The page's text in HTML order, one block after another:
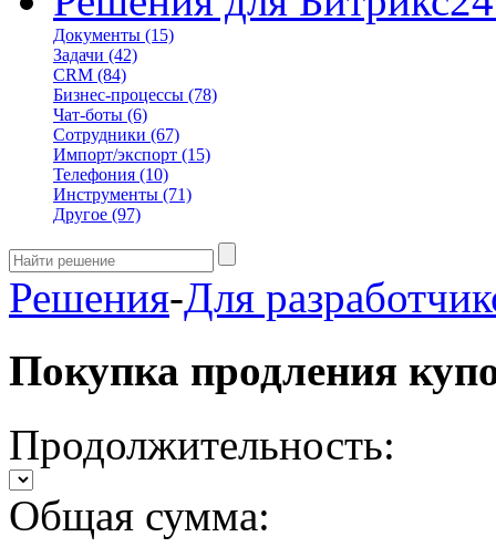
Документы (15)
Задачи (42)
CRM (84)
Бизнес-процессы (78)
Чат-боты (6)
Сотрудники (67)
Импорт/экспорт (15)
Телефония (10)
Инструменты (71)
Другое (97)
Решения-Для
Покупка продления
Продолжительность:
Общая сумма: